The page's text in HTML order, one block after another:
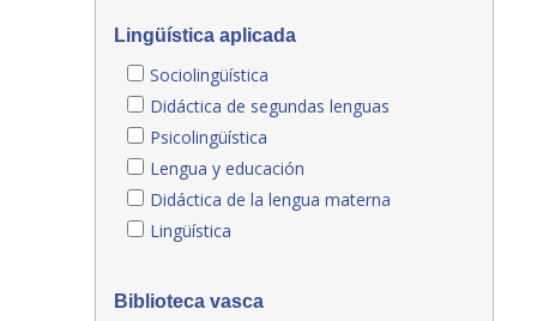
Lingüística aplicada
Sociolingüística
Didáctica de segundas lenguas
Psicolingüística
Lengua y educación
Didáctica de la lengua materna
Lingüística
Biblioteca vasca